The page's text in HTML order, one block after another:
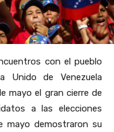
con el pueblo
Unido de Venezuela
mayo el gran cierre de
a las elecciones
mayo demostraron su